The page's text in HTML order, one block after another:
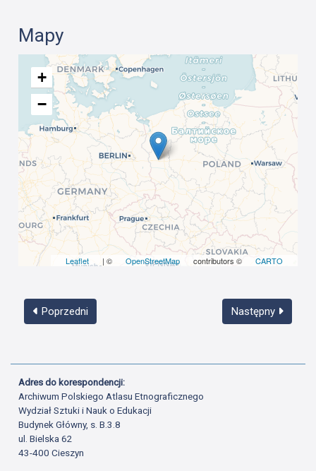
Mapy
+
−
Leaflet | © OpenStreetMap contributors © CARTO
Poprzedni Następny
Adres do korespondencji:
Archiwum Polskiego Atlasu Etnograficznego
Wydział Sztuki i Nauk o Edukacji
Budynek Główny, s. B.3.8
ul. Bielska 62
43-400 Cieszyn